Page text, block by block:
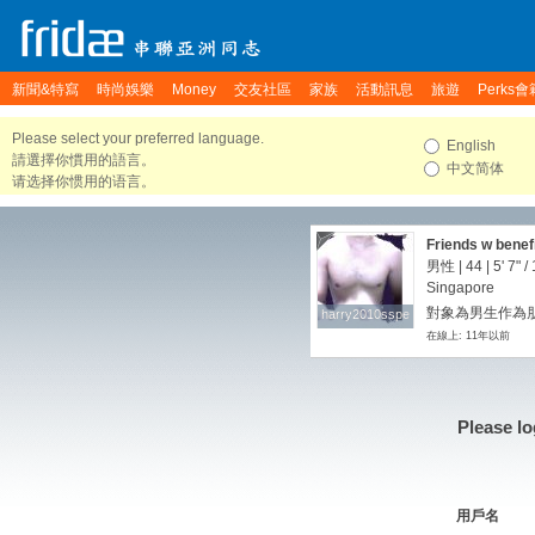
新聞&特寫 時尚娛樂 Money 交友社區 家族 活動訊息 旅遊 Perks會
Please select your preferred language.
請選擇你慣用的語言。
请选择你惯用的语言。
English
中文简体
harry2010sspe
harry2010sspe
Friends w
男性 | 44 | 5' 7" /
Singapore
對象為男生作為
在線上: 11年以前
Please
用戶名